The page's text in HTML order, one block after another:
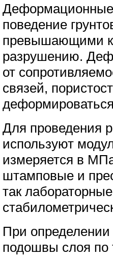
Деформационные
поведение
превышающими
разрушению.
от
связей,
Для проведения
используют
измеряется в
штамповые и
так
При
подошвы слоя по